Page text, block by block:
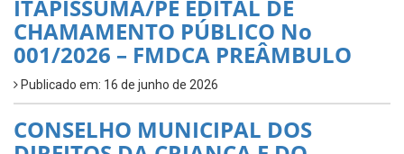
ITAPISSUMA/PE EDITAL DE
CHAMAMENTO PÚBLICO No
001/2026 – FMDCA PREÂMBULO
Publicado em: 16 de junho de 2026
CONSELHO MUNICIPAL DOS